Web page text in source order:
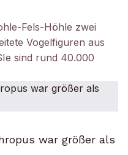
Fels-Höhle zwei
Vogelfiguren aus
sind rund 40.000
war größer als